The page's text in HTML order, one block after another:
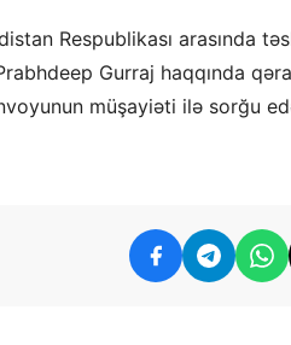
Respublikası arasında
Gurraj haqqında
müşayiəti ilə sorğu